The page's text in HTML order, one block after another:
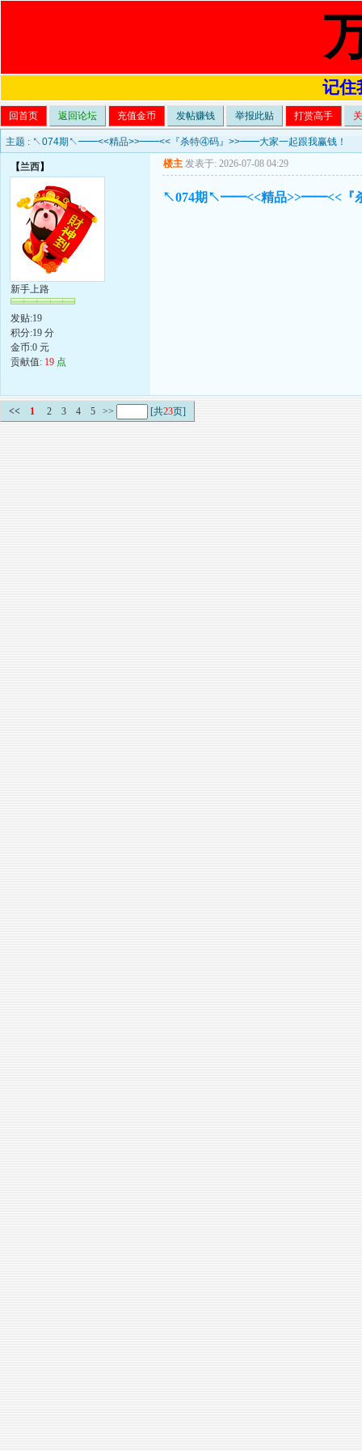
记住
回首页 返回论坛 充值金币 发帖赚钱 举报此贴 打赏高手
主题 : ↖074期↖━━<<精品>>━━<<『杀特④码』>>━━大家一起跟我赢钱！
【兰西】
新手上路
发贴:19
积分:19 分
金币:0 元
贡献值: 19 点
楼主 发表于: 2026-07-08 04:29
↖074期↖━━<<精品>>━━<<『
<< 1 2 3 4 5 >> [共23页]